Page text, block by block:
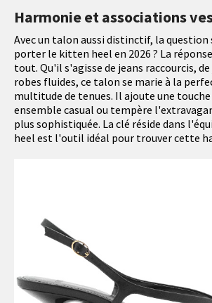
Harmonie et associations
Avec un talon aussi distinctif, la question
porter le kitten heel en 2026 ? La
tout. Qu'il s'agisse de jeans raccourcis,
robes fluides, ce talon se marie à la
multitude de tenues. Il ajoute une
ensemble casual ou tempère
plus sophistiquée. La clé réside dans
heel est l'outil idéal pour trouver cette